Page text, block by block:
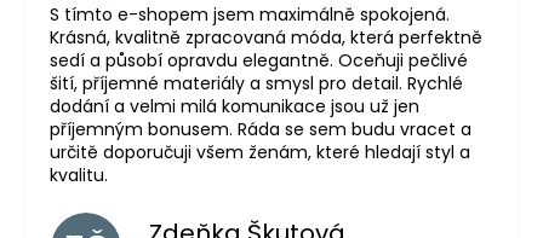
S tímto e-shopem jsem maximálně spokojená.
Krásná, kvalitně zpracovaná móda, která perfektně
sedí a působí opravdu elegantně. Oceňuji pečlivé
šití, příjemné materiály a smysl pro detail. Rychlé
dodání a velmi milá komunikace jsou už jen
příjemným bonusem. Ráda se sem budu vracet a
určitě doporučuji všem ženám, které hledají styl a
kvalitu.